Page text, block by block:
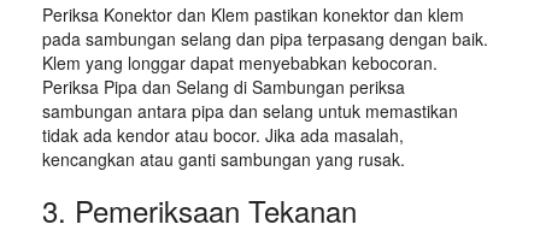
Periksa Konektor dan Klem pastikan konektor dan klem
pada sambungan selang dan pipa terpasang dengan baik.
Klem yang longgar dapat menyebabkan kebocoran.
Periksa Pipa dan Selang di Sambungan periksa
sambungan antara pipa dan selang untuk memastikan
tidak ada kendor atau bocor. Jika ada masalah,
kencangkan atau ganti sambungan yang rusak.
3. Pemeriksaan Tekanan